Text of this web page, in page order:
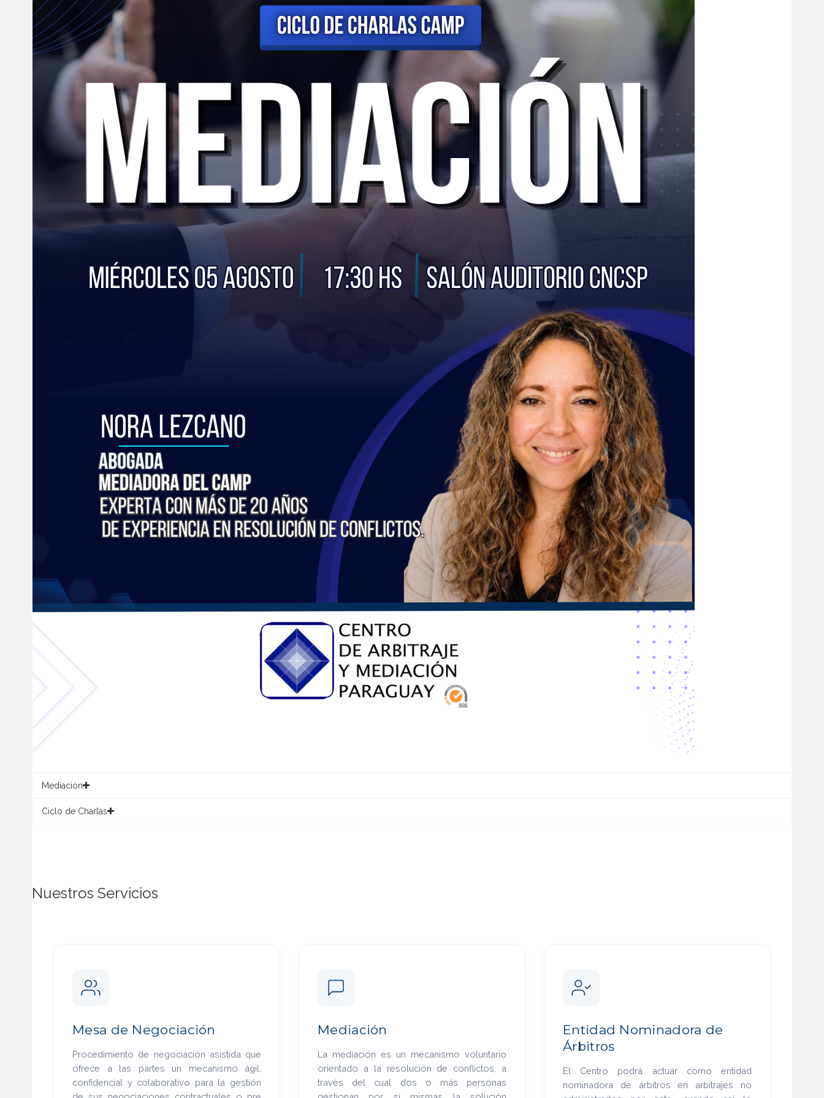
Mediación
Ciclo de Charlas
Nuestros Servicios
Mesa de Negociación
Procedimiento de negociación asistida que
ofrece a las partes un mecanismo ágil,
confidencial y colaborativo para la gestión
Mediación
La mediación es un mecanismo voluntario
orientado a la resolución de conflictos, a
través del cual dos o más personas
Entidad Nominadora de
Árbitros
El Centro podrá actuar como entidad
nominadora de árbitros en arbitrajes no